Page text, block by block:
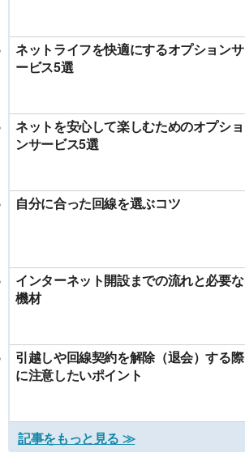
ネットライフを快適にするオプションサ
ービス5選
ネットを安心して楽しむためのオプショ
ンサービス5選
自分に合った回線を選ぶコツ
インターネット開設までの流れと必要な
機材
引越しや回線契約を解除（退会）する際
に注意したいポイント
記事をもっと見る ≫